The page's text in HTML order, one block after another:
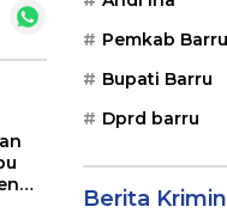
Pemkab Barru
Bupati Barru
Dprd barru
Berita